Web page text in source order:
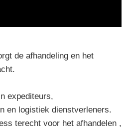
de afhandeling en het
expediteurs,
en logistiek dienstverleners.
terecht voor het afhandelen ,